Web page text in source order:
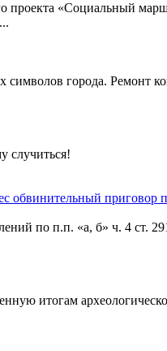
проекта «Социальный
символов города. Ремонт
случиться!
обвинительный
по п.п. «а, б» ч. 4 ст.
итогам